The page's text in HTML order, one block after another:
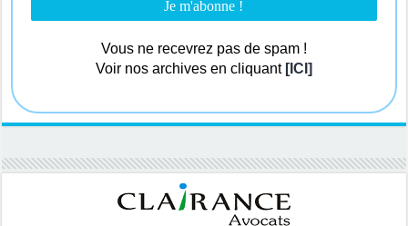
Vous ne recevrez pas de spam !
Voir nos archives en cliquant [ICI]